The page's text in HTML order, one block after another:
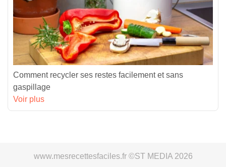
Comment recycler ses restes facilement et sans
gaspillage
Voir plus
www.mesrecettesfaciles.fr ©ST MEDIA 2026